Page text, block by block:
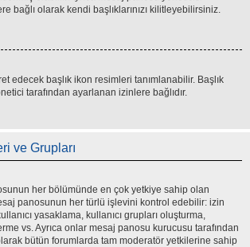
bağlı olarak kendi başlıklarınızı kilitleyebilirsiniz.
edecek başlık ikon resimleri tanımlanabilir. Başlık
tarafından ayarlanan izinlere bağlıdır.
ve Grupları
her bölümünde en çok yetkiye sahip olan
panosunun her türlü işlevini kontrol edebilir: izin
yasaklama, kullanıcı grupları oluşturma,
vs. Ayrıca onlar mesaj panosu kurucusu tarafından
bütün forumlarda tam moderatör yetkilerine sahip